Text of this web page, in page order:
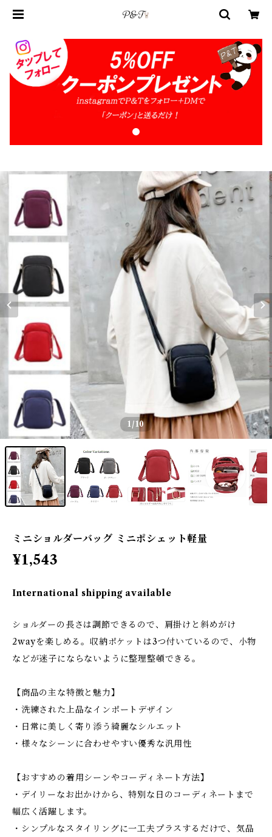
1 /10
ミニショルダーバッグ ミニポシェット軽量
¥1,543
International shipping available
ショルダーの長さは調節できるので、肩掛けと斜めがけ
2wayを楽しめる。収納ポケットは3つ付いているので、小物
などが迷子にならないように整理整頓できる。
【商品の主な特徴と魅力】
・洗練された上品なインポートデザイン
・日常に美しく寄り添う綺麗なシルエット
・様々なシーンに合わせやすい優秀な汎用性
【おすすめの着用シーンやコーディネート方法】
・デイリーなお出かけから、特別な日のコーディネートまで
幅広く活躍します。
・シンプルなスタイリングに一工夫プラスするだけで、気品